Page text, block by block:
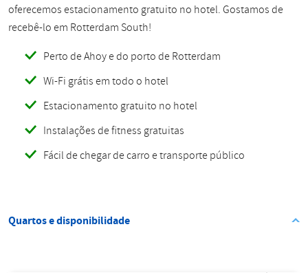
oferecemos estacionamento gratuito no hotel. Gostamos de
recebê-lo em Rotterdam South!
Perto de Ahoy e do porto de Rotterdam
Wi-Fi grátis em todo o hotel
Estacionamento gratuito no hotel
Instalações de fitness gratuitas
Fácil de chegar de carro e transporte público
Quartos e disponibilidade